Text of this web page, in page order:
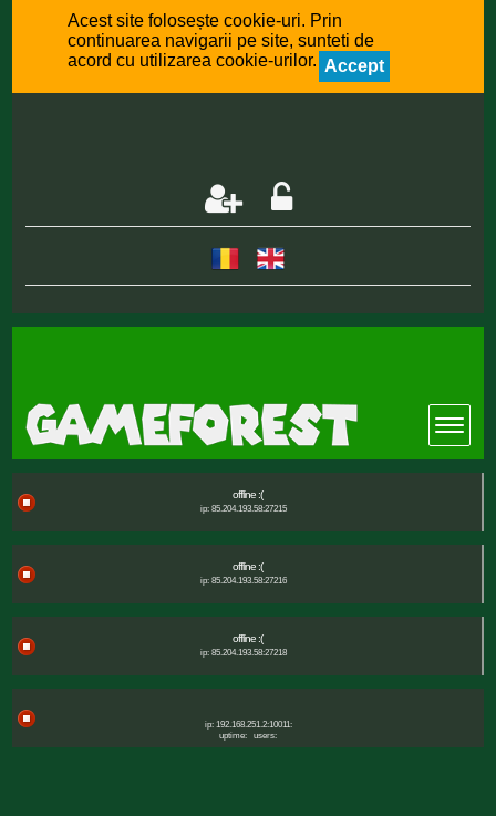
Acest site folosește cookie-uri. Prin
continuarea navigarii pe site, sunteti de
acord cu utilizarea cookie-urilor. Accept
offline :(
ip: 85.204.193.58:27215
offline :(
ip: 85.204.193.58:27216
offline :(
ip: 85.204.193.58:27218
ip: 192.168.251.2:10011:
uptime:
users: